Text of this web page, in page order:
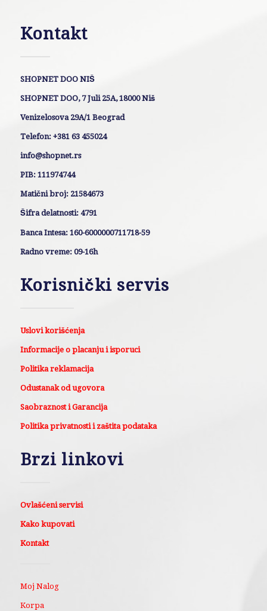
Kontakt
SHOPNET DOO NIŠ
SHOPNET DOO, 7 Juli 25A, 18000 Niš
Venizelosova 29A/1 Beograd
Telefon: +381 63 455024
info@shopnet.rs
PIB: 111974744
Matični broj: 21584673
Šifra delatnosti: 4791
Banca Intesa: 160-6000000711718-59
Radno vreme: 09-16h
Korisnički servis
Uslovi korišćenja
Informacije o placanju i isporuci
Politika reklamacija
Odustanak od ugovora
Saobraznost i Garancija
Politika privatnosti i zaštita podataka
Brzi linkovi
Ovlašćeni servisi
Kako kupovati
Kontakt
Moj Nalog
Korpa